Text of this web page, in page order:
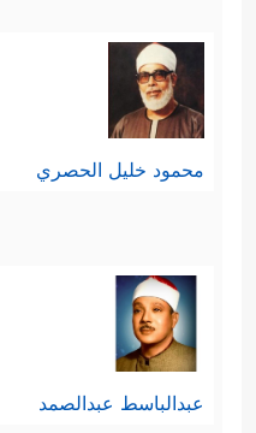
محمود خليل الحصري
عبدالباسط عبدالصمد